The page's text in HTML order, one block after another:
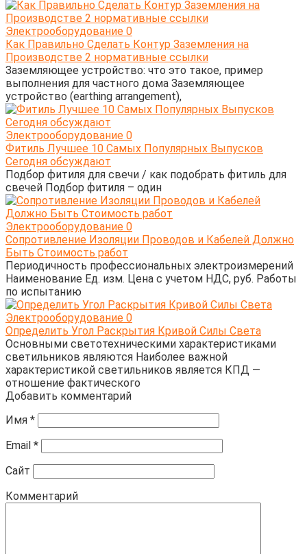
Электрооборудование 0
Как Правильно Сделать Контур Заземления на
Производстве 2 нормативные ссылки
Заземляющее устройство: что это такое, пример
выполнения для частного дома Заземляющее
устройство (earthing arrangement),
Электрооборудование 0
Фитиль Лучшее 10 Самых Популярных Выпусков
Сегодня обсуждают
Подбор фитиля для свечи / как подобрать фитиль для
свечей Подбор фитиля – один
Электрооборудование 0
Сопротивление Изоляции Проводов и Кабелей Должно
Быть Стоимость работ
Периодичность профессиональных электроизмерений
Наименование Ед. изм. Цена с учетом НДС, руб. Работы
по испытанию
Электрооборудование 0
Определить Угол Раскрытия Кривой Силы Света
Основными светотехническими характеристиками
светильников являются Наиболее важной
характеристикой светильников является КПД —
отношение фактического
Добавить комментарий
Имя *
Email *
Сайт
Комментарий